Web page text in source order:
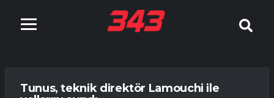
Tunus, teknik direktör Lamouchi ile